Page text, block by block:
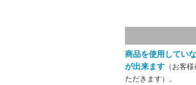
商品を使用してい
が出来ます （お客
ただきます）。